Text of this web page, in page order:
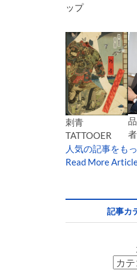
ップ
刺青
TATTOOER
者
人気の記事をも
Read More
記事カ